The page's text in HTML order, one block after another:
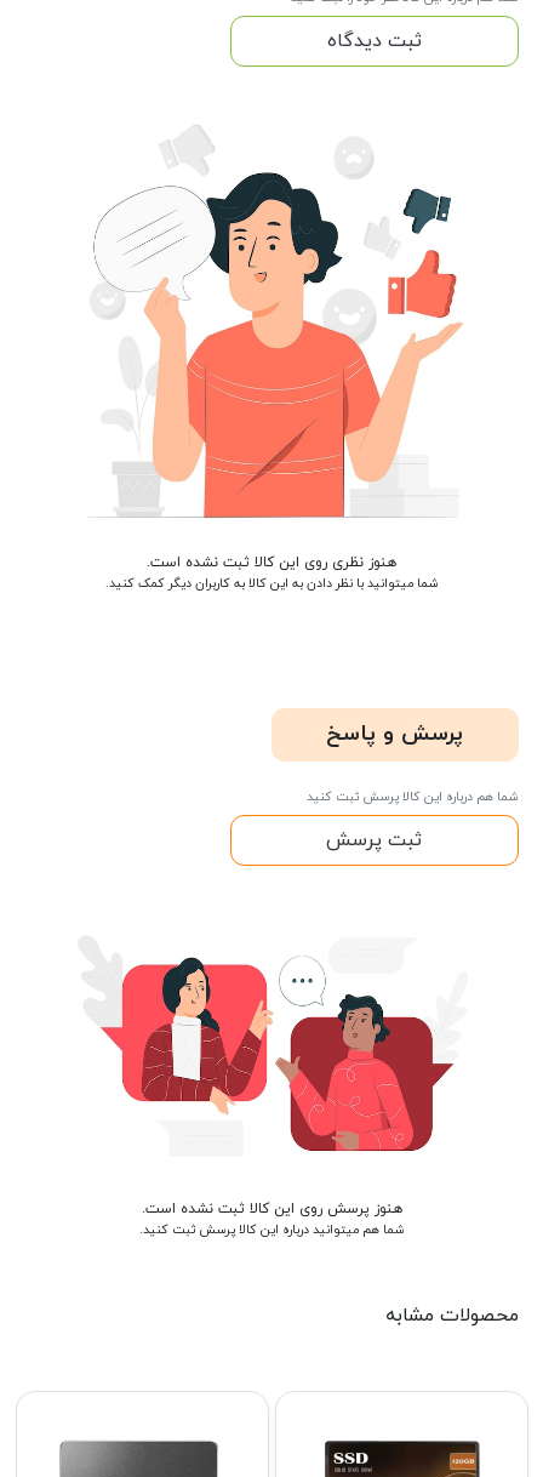
ثبت دیدگاه
هنوز نظری روی این کالا ثبت نشده است.
شما میتوانید با نظر دادن به این کالا به کاربران دیگر کمک کنید.
پرسش و پاسخ
شما هم درباره این کالا پرسش ثبت کنید
ثبت پرسش
هنوز پرسش روی این کالا ثبت نشده است.
شما هم میتوانید درباره این کالا پرسش ثبت کنید.
محصولات مشابه